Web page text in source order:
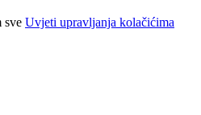
sve Uvjeti upravljanja kolačićima